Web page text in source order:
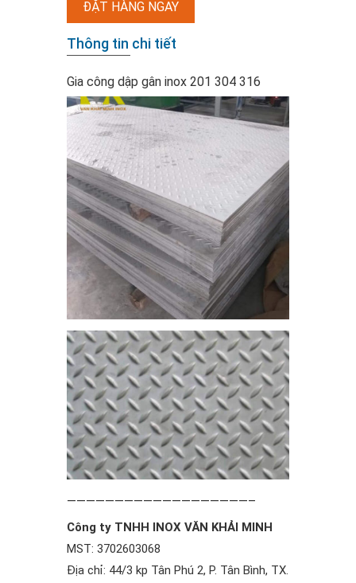
ĐẶT HÀNG NGAY
Thông tin chi tiết
Gia công dập gân inox 201 304 316
———————————————————–
Công ty TNHH INOX VĂN KHẢI MINH
MST: 3702603068
Địa chỉ: 44/3 kp Tân Phú 2, P. Tân Bình, TX.